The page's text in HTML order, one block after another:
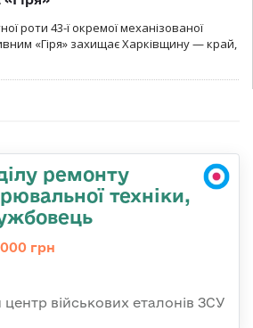
роти 43-ї окремої механізованої
«Гіря» захищає Харківщину — край,
ремонту
техніки,
грн
військових еталонів ЗСУ